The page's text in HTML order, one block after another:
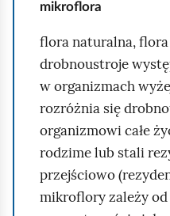
mikroflora
flora naturalna,
drobnoustroje
w organizmach
rozróżnia się
organizmowi całe
rodzime lub stali
przejściowo
mikroflory zależy